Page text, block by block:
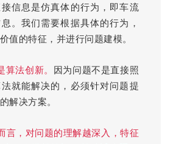
信息是仿真体的行为，即车流
。我们需要根据具体的行为，
值的特征，并进行问题建模。
算法创新。 因为问题不是直接照
就能解决的，必须针对问题提
解决方案。
言，对问题的理解越深入，特征